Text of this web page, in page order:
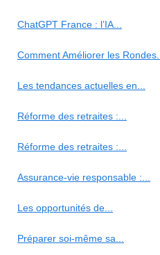
ChatGPT France : l’IA...
Comment Améliorer les Rondes...
Les tendances actuelles en...
Réforme des retraites :...
Réforme des retraites :...
Assurance-vie responsable :...
Les opportunités de...
Préparer soi-même sa...